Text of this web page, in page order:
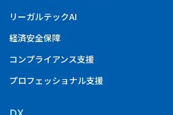
リーガルテックAI
経済安全保障
コンプライアンス支援
プロフェッショナル支援